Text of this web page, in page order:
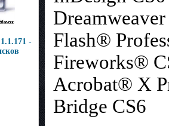
-
Flash®
Fireworks®
Acrobat® X
Bridge CS6